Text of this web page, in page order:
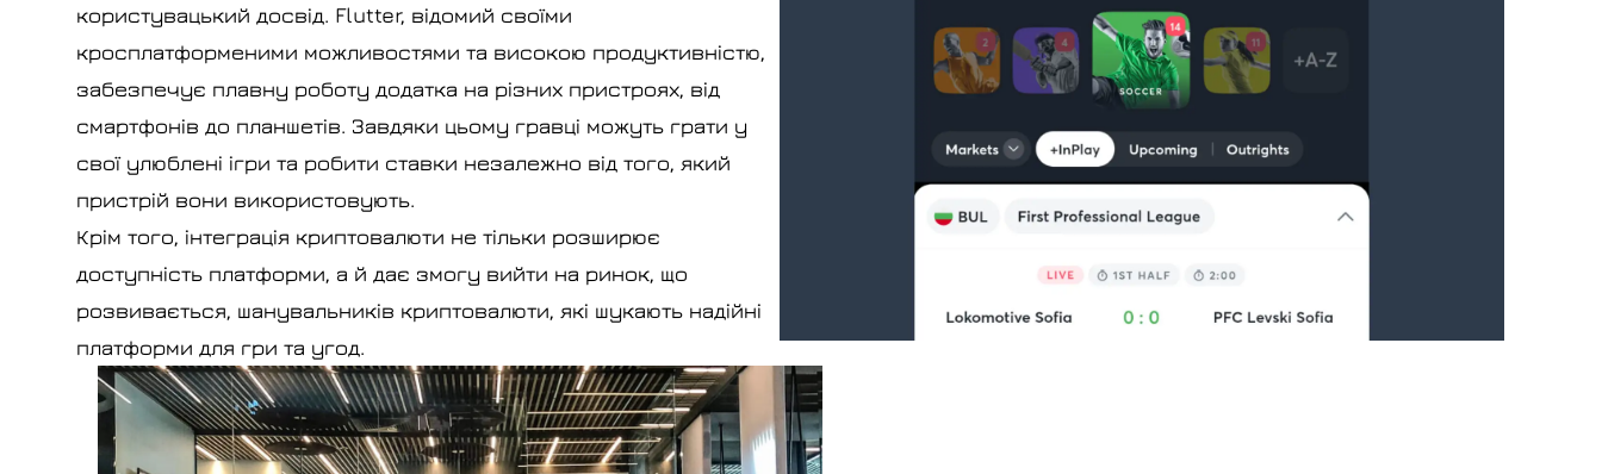
користувацький досвід. Flutter, відомий своїми
кросплатформеними можливостями та високою продуктивністю,
забезпечує плавну роботу додатка на різних пристроях, від
смартфонів до планшетів. Завдяки цьому гравці можуть грати у
свої улюблені ігри та робити ставки незалежно від того, який
пристрій вони використовують.
Крім того, інтеграція криптовалюти не тільки розширює
доступність платформи, а й дає змогу вийти на ринок, що
розвивається, шанувальників криптовалюти, які шукають надійні
платформи для гри та угод.